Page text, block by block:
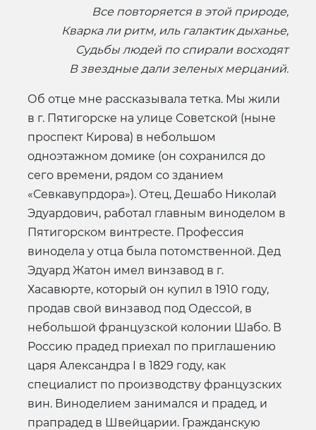
Все повторяется в этой природе,
Кварка ли ритм, иль галактик дыханье,
Судьбы людей по спирали восходят
В звездные дали зеленых мерцаний.
Об отце мне рассказывала тетка. Мы жили
в г. Пятигорске на улице Советской (ныне
проспект Кирова) в небольшом
одноэтажном домике (он сохранился до
сего времени, рядом со зданием
«Севкавупрдора»). Отец, Дешабо Николай
Эдуардович, работал главным виноделом в
Пятигорском винтресте. Профессия
винодела у отца была потомственной. Дед
Эдуард Жатон имел винзавод в г.
Хасавюрте, который он купил в 1910 году,
продав свой винзавод под Одессой, в
небольшой французской колонии Шабо. В
Россию прадед приехал по приглашению
царя Александра I в 1829 году, как
специалист по производству французских
вин. Виноделием занимался и прадед, и
прапрадед в Швейцарии. Гражданскую